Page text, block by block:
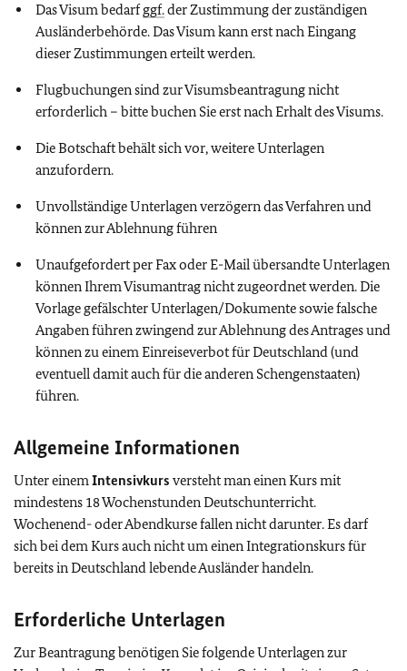
Das Visum bedarfggf.der Zustimmung der zuständigen
Ausländerbehörde. Das Visum kann erst nach Eingang
dieser Zustimmungen erteilt werden.
Flugbuchungen sind zur Visumsbeantragung nicht
erforderlich – bitte buchen Sie erst nach Erhalt des Visums.
Die Botschaft behält sich vor, weitere Unterlagen
anzufordern.
Unvollständige Unterlagen verzögern das Verfahren und
können zur Ablehnung führen
Unaufgefordert per Fax oder E-Mail übersandte Unterlagen
können Ihrem Visumantrag nicht zugeordnet werden. Die
Vorlage gefälschter Unterlagen/Dokumente sowie falsche
Angaben führen zwingend zur Ablehnung des Antrages und
können zu einem Einreiseverbot für Deutschland (und
eventuell damit auch für die anderen Schengenstaaten)
führen.
Allgemeine Informationen
Unter einemIntensivkurs versteht man einen Kurs mit
mindestens 18 Wochenstunden Deutschunterricht.
Wochenend- oder Abendkurse fallen nicht darunter. Es darf
sich bei dem Kurs auch nicht um einen Integrationskurs für
bereits in Deutschland lebende Ausländer handeln.
Erforderliche Unterlagen
Zur Beantragung benötigen Sie folgende Unterlagen zur